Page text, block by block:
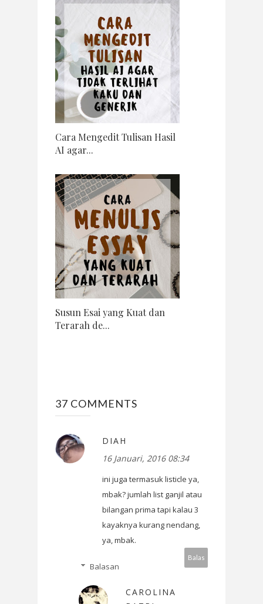
Cara Mengedit Tulisan Hasil
AI agar...
Susun Esai yang Kuat dan
Terarah de...
37 COMMENTS
DIAH
16 Januari, 2016 08:34
ini juga termasuk listicle ya,
mbak? jumlah list ganjil atau
bilangan prima tapi kalau 3
kayaknya kurang nendang,
ya, mbak.
Balas
Balasan
CAROLINA